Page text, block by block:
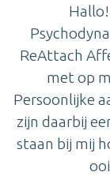
ReAttach
met op
Persoonlijke
zijn daarbij
staan bij mij